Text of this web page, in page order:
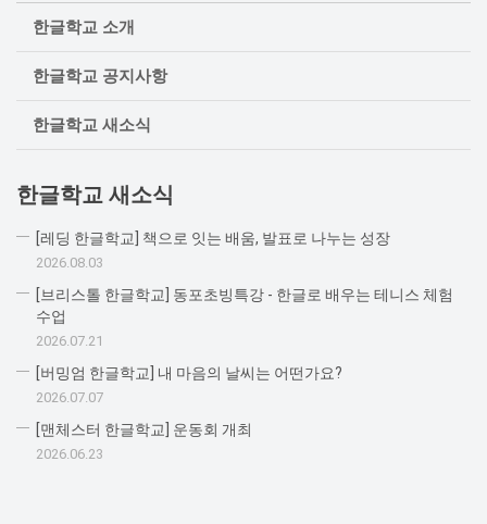
한글학교 소개
한글학교 공지사항
한글학교 새소식
한글학교 새소식
[레딩 한글학교] 책으로 잇는 배움, 발표로 나누는 성장
2026.08.03
[브리스톨 한글학교] 동포초빙특강 - 한글로 배우는 테니스 체험
수업
2026.07.21
[버밍엄 한글학교] 내 마음의 날씨는 어떤가요?
2026.07.07
[맨체스터 한글학교] 운동회 개최
2026.06.23